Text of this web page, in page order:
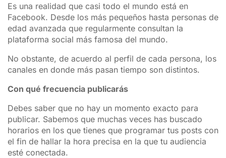
Es una realidad que casi todo el mundo está en
Facebook. Desde los más pequeños hasta personas de
edad avanzada que regularmente consultan la
plataforma social más famosa del mundo.
No obstante, de acuerdo al perfil de cada persona, los
canales en donde más pasan tiempo son distintos.
Con qué frecuencia publicarás
Debes saber que no hay un momento exacto para
publicar. Sabemos que muchas veces has buscado
horarios en los que tienes que programar tus posts con
el fin de hallar la hora precisa en la que tu audiencia
esté conectada.